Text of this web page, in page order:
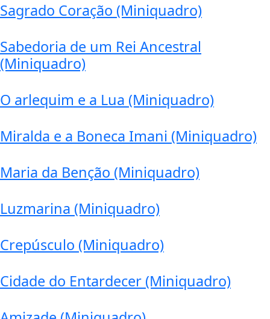
Sagrado Coração (Miniquadro)
Sabedoria de um Rei Ancestral
(Miniquadro)
O arlequim e a Lua (Miniquadro)
Miralda e a Boneca Imani (Miniquadro)
Maria da Benção (Miniquadro)
Luzmarina (Miniquadro)
Crepúsculo (Miniquadro)
Cidade do Entardecer (Miniquadro)